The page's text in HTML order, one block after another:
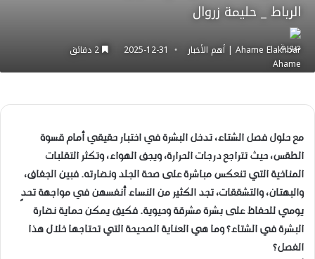
الرباط _ حليمة زروال
Ahame Elakhbar | أهم الأخبار 2025-12-31
مع حلول فصل الشتاء، تدخل البشرة في اختبار حقيقي أمام قسوة
الطقس، حيث تتراجع درجات الحرارة، ويجف الهواء، وتكثر التقلبات
المناخية التي تنعكس مباشرة على صحة الجلد ونضارته. فبين الجفاف،
والبهتان، والتشققات، تجد الكثير من النساء أنفسهن في مواجهة تحدٍ
يومي للحفاظ على بشرة مشرقة وحيوية. فكيف يمكن حماية نضارة
البشرة في الشتاء؟ وما هي العناية الصحيحة التي تحتاجها خلال هذا
الفصل؟